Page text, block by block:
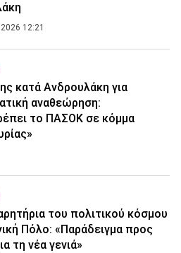
12:21
κατά Ανδρουλάκη για
αναθεώρηση:
το ΠΑΣΟΚ σε κόμμα
του πολιτικού κόσμου
Πόλο: «Παράδειγμα προς
τη νέα γενιά»